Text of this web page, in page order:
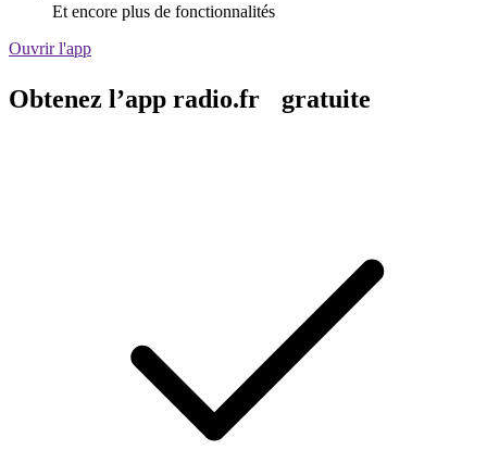
Et encore plus de fonctionnalités
Ouvrir l'app
Obtenez l’app radio.fr gratuite